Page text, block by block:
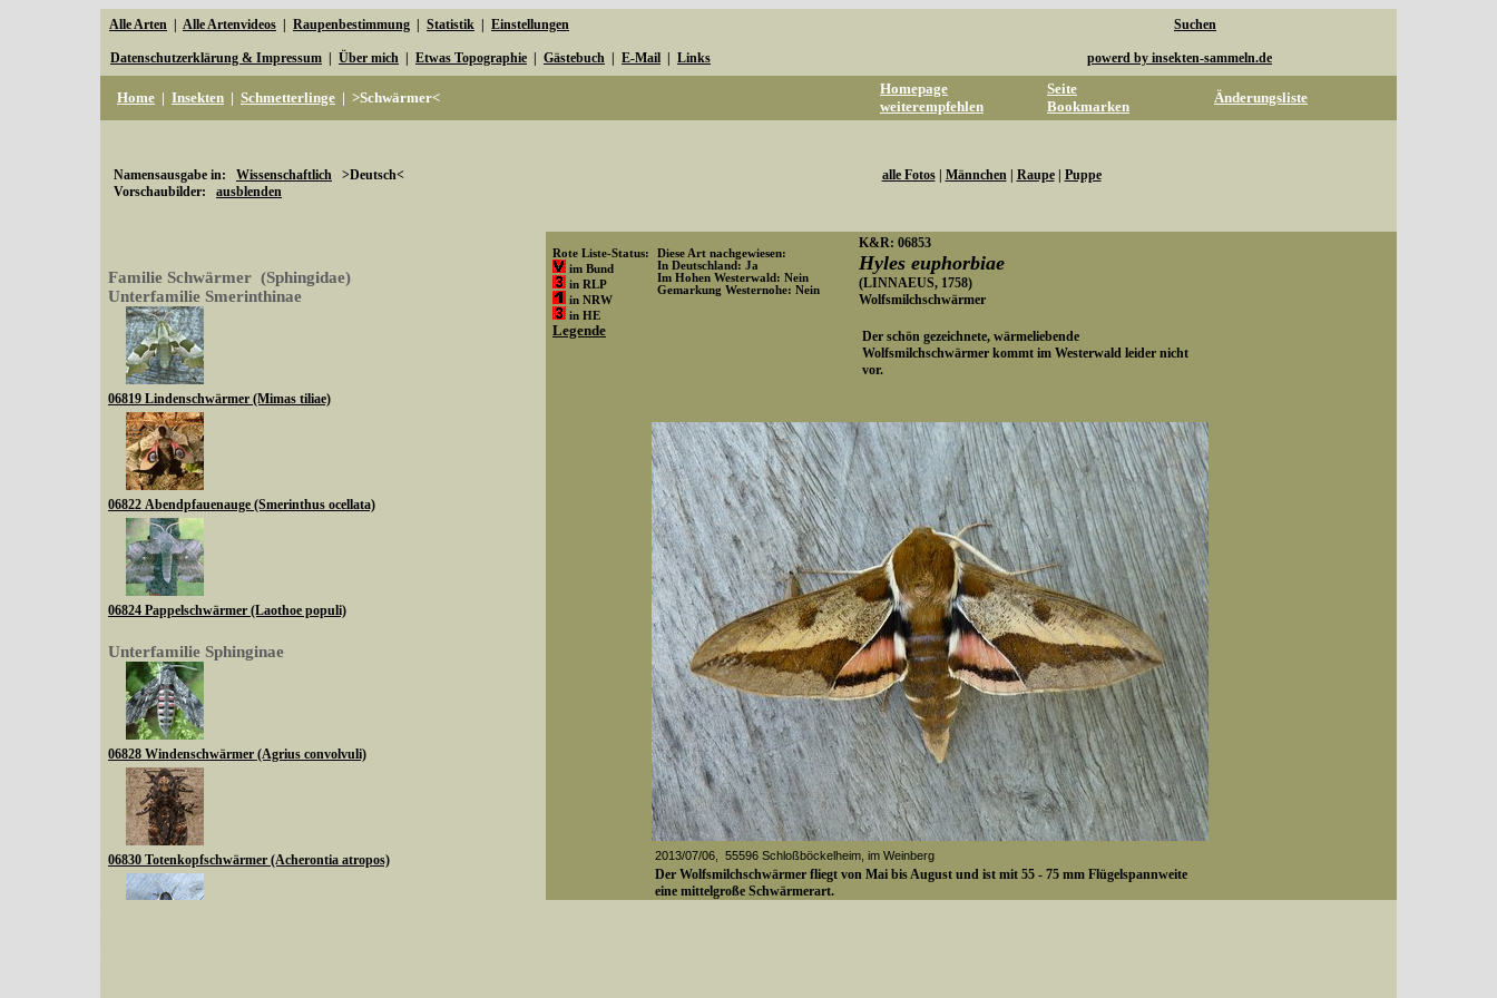
Alle Arten Alle Artenvideos Raupenbestimmung Statistik Einstellungen Suchen
Datenschutzerklärung & Impressum Über mich Etwas Topographie Gästebuch E-Mail Links powerd by insekten-sammeln.de
Home | Insekten | Schmetterlinge | >Schwärmer<
Homepage
weiterempfehlen
Seite
Bookmarken
Änderungsliste
Namensausgabe in: Wissenschaftlich >Deutsch<
Vorschaubilder: ausblenden
alle Fotos| Männchen| Raupe| Puppe
Familie Schwärmer (Sphingidae)
Unterfamilie Smerinthinae
06819 Lindenschwärmer (Mimas tiliae)
06822 Abendpfauenauge (Smerinthus ocellata)
06824 Pappelschwärmer (Laothoe populi)
Unterfamilie Sphinginae
06828 Windenschwärmer (Agrius convolvuli)
06830 Totenkopfschwärmer (Acherontia atropos)
Rote Liste-Status:
im Bund
in RLP
in NRW
in HE
Legende
Diese Art nachgewiesen:
In Deutschland: Ja
Im Hohen Westerwald: Nein
Gemarkung Westernohe: Nein
K&R: 06853
Hyles euphorbiae
(LINNAEUS, 1758)
Wolfsmilchschwärmer
Der schön gezeichnete, wärmeliebende
Wolfsmilchschwärmer kommt im Westerwald leider nicht
vor.
2013/07/06, 55596 Schloßböckelheim, im Weinberg
Der Wolfsmilchschwärmer fliegt von Mai bis August und ist mit 55 - 75 mm Flügelspannweite
eine mittelgroße Schwärmerart.